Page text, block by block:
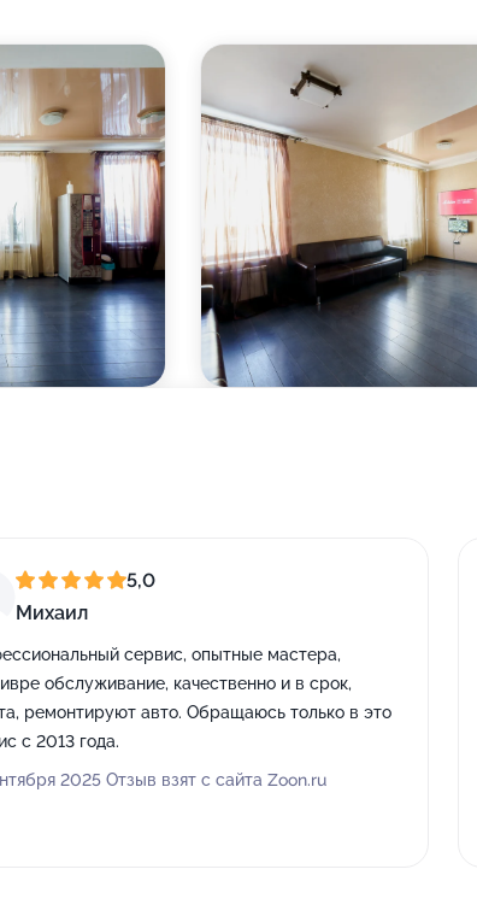
5,0
Михаил
сервис, опытные мастера,
обслуживание, качественно и в срок,
ремонтируют авто. Обращаюсь только в это
с 2013 года.
2025 Отзыв взят с сайта Zoon.ru